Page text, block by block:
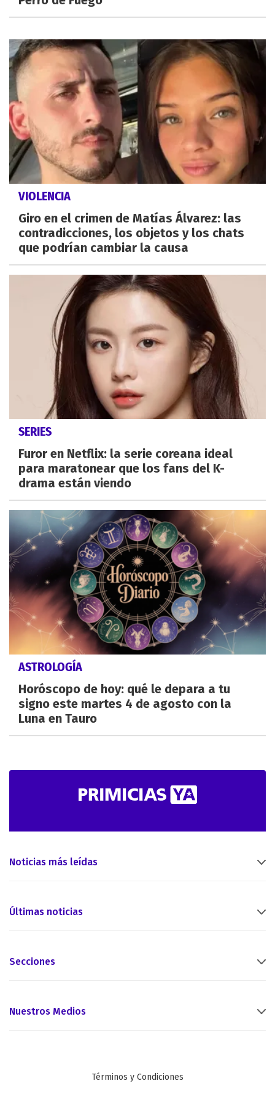
VIOLENCIA
Giro en el crimen de Matías Álvarez: las
contradicciones, los objetos y los chats
que podrían cambiar la causa
SERIES
Furor en Netflix: la serie coreana ideal
para maratonear que los fans del K-
drama están viendo
ASTROLOGÍA
Horóscopo de hoy: qué le depara a tu
signo este martes 4 de agosto con la
Luna en Tauro
Noticias más leídas
Últimas noticias
Secciones
Nuestros Medios
Términos y Condiciones